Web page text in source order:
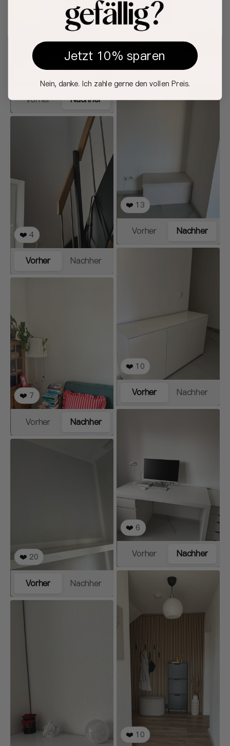
Vorher Nachher
❤️4
Vorher Nachher
❤️ 7
Vorher Nachher
❤️ 20
Vorher Nachher
❤️8
Vorher Nachher
❤️ 13
Vorher Nachher
❤️ 10
Vorher Nachher
❤️ 6
Vorher Nachher
❤️ 10
Jetzt 10% sparen
Nein, danke. Ich zahle gerne den vollen Preis.